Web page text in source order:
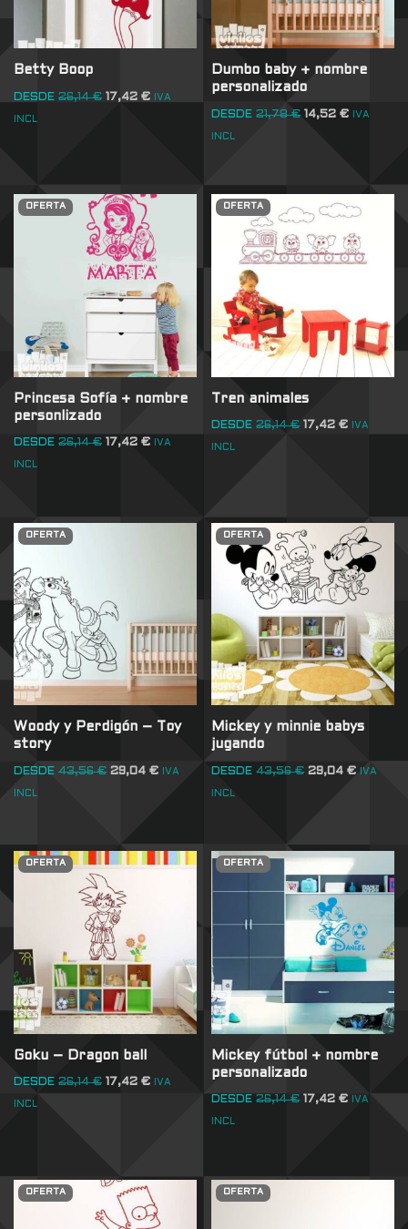
Betty Boop
DESDE 26,14€ 17,42 € IVA
INCL
Dumbo baby + nombre
personalizado
DESDE 21,78€ 14,52€ IVA
INCL
OFERTA
Princesa Sofía + nombre
personlizado
DESDE 26,14€ 17,42 € IVA
INCL
OFERTA
Tren animales
DESDE 26,14€ 17,42€ IVA
INCL
OFERTA
Woody y Perdigón – Toy
story
DESDE 43,56€ 29,04 € IVA
INCL
OFERTA
Mickey y minnie babys
jugando
DESDE 43,56€ 29,04€ IVA
INCL
OFERTA
Goku – Dragon ball
DESDE 26,14€ 17,42 € IVA
INCL
OFERTA
Mickey fútbol + nombre
personalizado
DESDE 26,14€ 17,42€ IVA
INCL
OFERTA OFERTA